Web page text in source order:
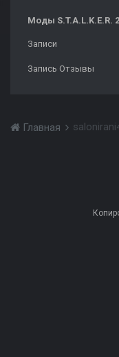
Моды S.T.A.L.K.E.R. 2
Записи
Запись Отзывы
Главная